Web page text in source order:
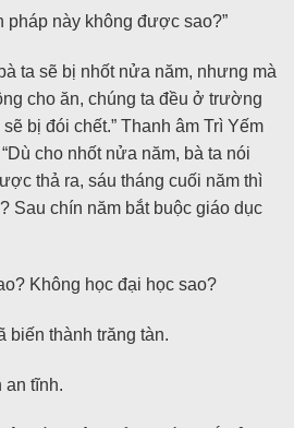
pháp này không được sao?”
ta sẽ bị nhốt nửa năm, nhưng mà
cho ăn, chúng ta đều ở trường
bị đói chết.” Thanh âm Trì Yếm
cho nhốt nửa năm, bà ta nói
thả ra, sáu tháng cuối năm thì
Sau chín năm bắt buộc giáo dục
Không học đại học sao?
biến thành trăng tàn.
an tĩnh.